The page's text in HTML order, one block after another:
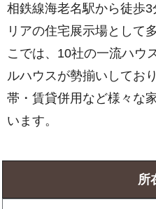
相鉄線海老名駅から徒歩
リアの住宅展示場として
こでは、10社の一流ハウ
ルハウスが勢揃いしてお
帯・賃貸併用など様々な
います。
所